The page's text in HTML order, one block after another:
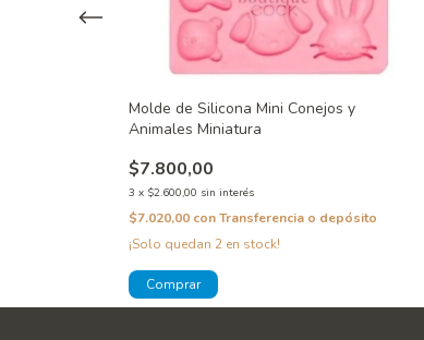
Molde de Silicona Mini Conejos y
Animales Miniatura
$7.800,00
3 x $2.600,00 sin interés
$7.020,00 conTransferencia o depósito
¡Solo quedan 2 en stock!